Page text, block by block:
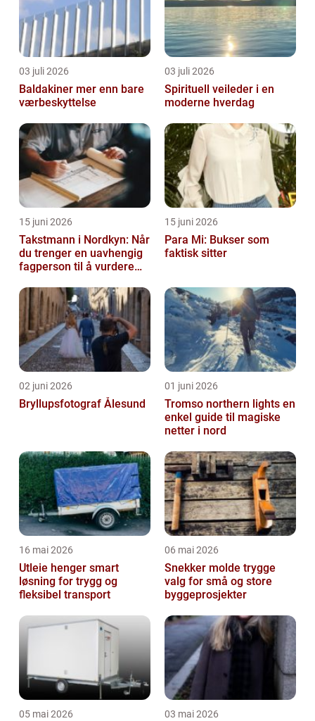
03 juli 2026
Baldakiner mer enn bare
værbeskyttelse
03 juli 2026
Spirituell veileder i en
moderne hverdag
15 juni 2026
Takstmann i Nordkyn: Når
du trenger en uavhengig
fagperson til å vurdere
15 juni 2026
Para Mi: Bukser som
faktisk sitter
02 juni 2026
Bryllupsfotograf Ålesund
01 juni 2026
Tromso northern lights en
enkel guide til magiske
netter i nord
16 mai 2026
Utleie henger smart
løsning for trygg og
fleksibel transport
06 mai 2026
Snekker molde trygge
valg for små og store
byggeprosjekter
05 mai 2026 03 mai 2026